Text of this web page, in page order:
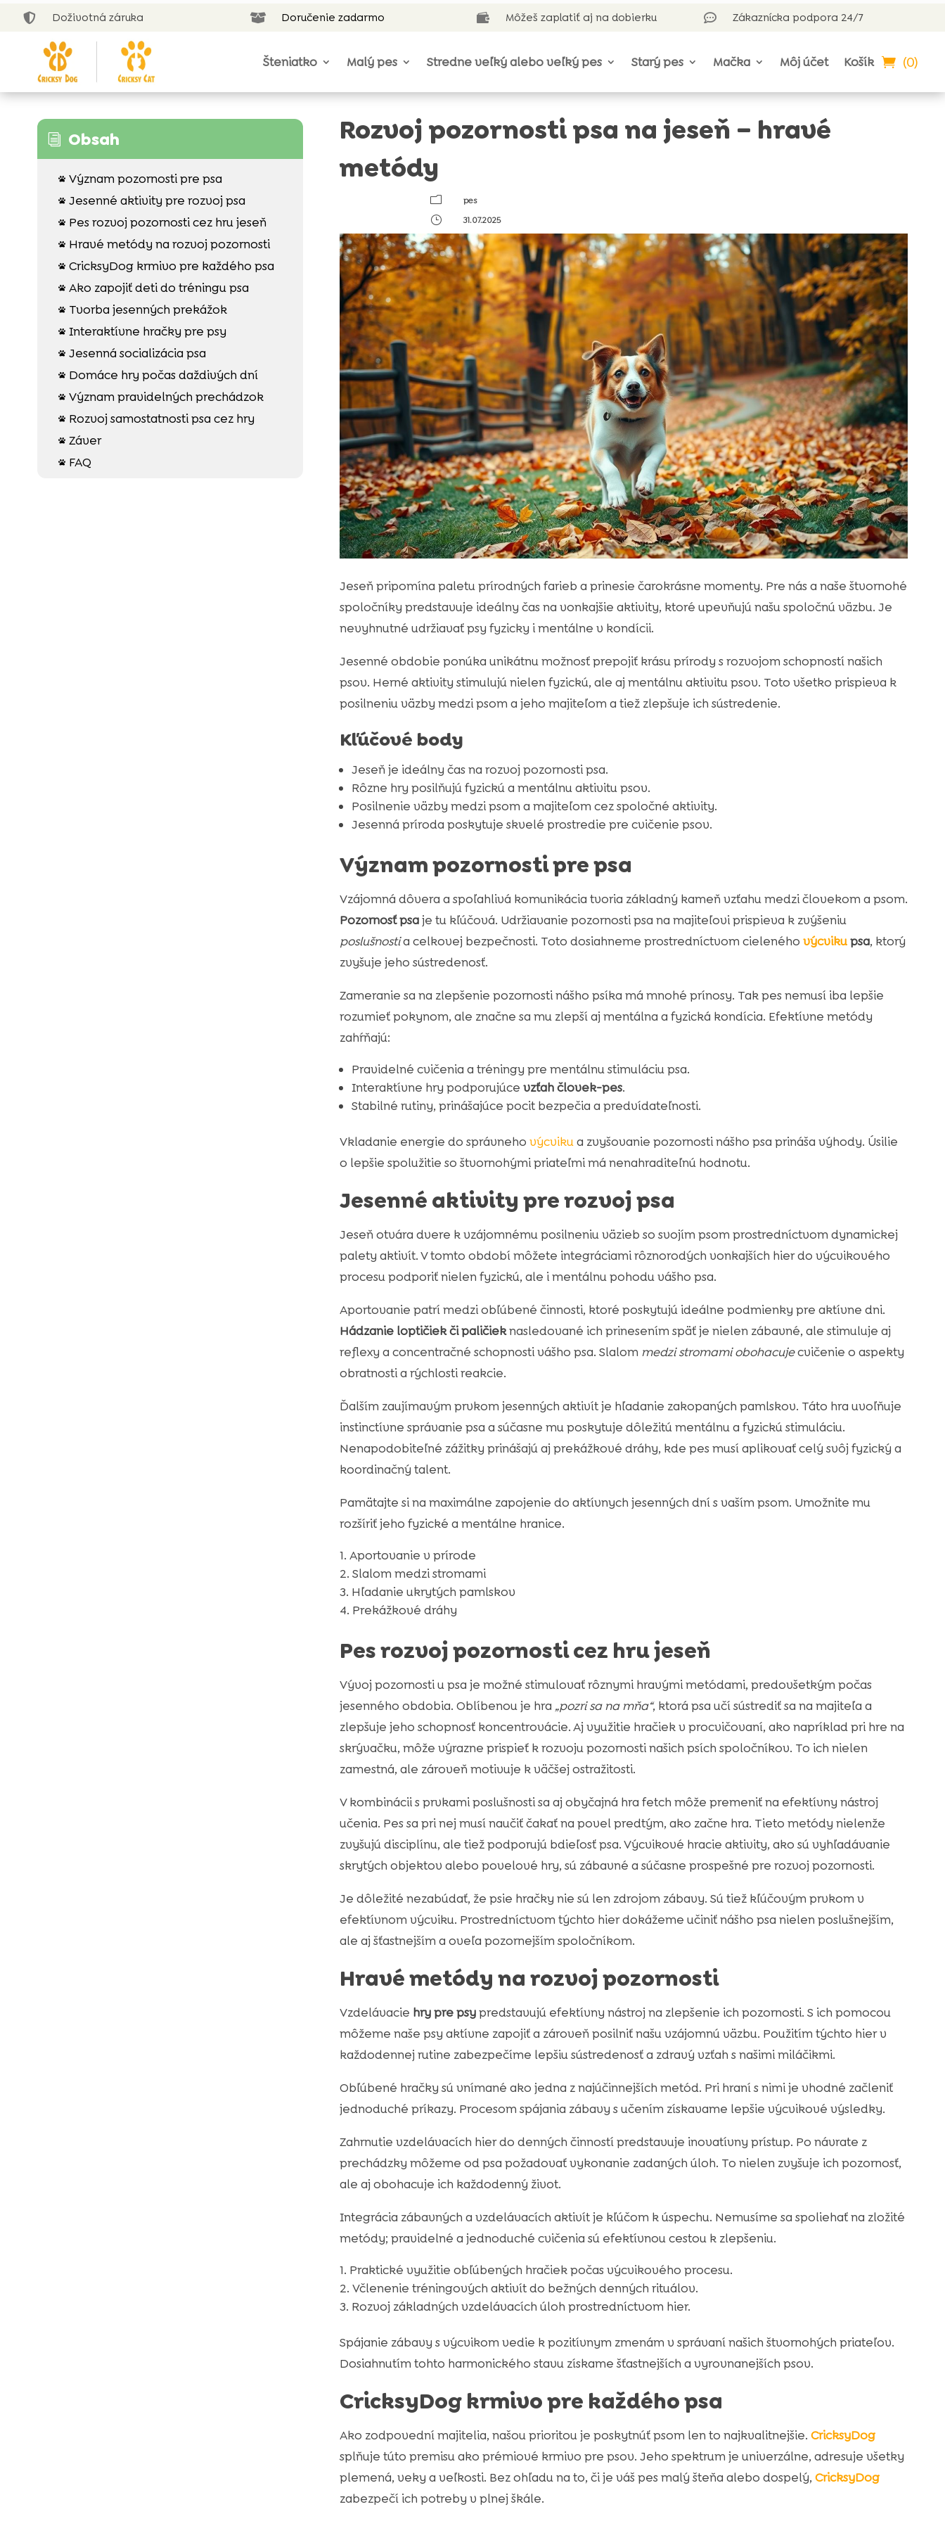
 Doživotná záruka  Doručenie zadarmo  Môžeš zaplatiť aj na dobierku  Zákaznícka podpora 24/7
Šteniatko Malý pes Stredne veľký alebo veľký pes Starý pes Mačka Môj účet Košík (0)
i Obsah
 Význam pozornosti pre psa
 Jesenné aktivity pre rozvoj psa
 Pes rozvoj pozornosti cez hru jeseň
 Hravé metódy na rozvoj pozornosti
 CricksyDog krmivo pre každého psa
 Ako zapojiť deti do tréningu psa
 Tvorba jesenných prekážok
 Interaktívne hračky pre psy
 Jesenná socializácia psa
 Domáce hry počas daždivých dní
 Význam pravidelných prechádzok
 Rozvoj samostatnosti psa cez hry
 Záver
 FAQ
Rozvoj pozornosti psa na jeseň – hravé
metódy
m
pes
}
31.07.2025
Jeseň pripomína paletu prírodných farieb a prinesie čarokrásne momenty. Pre nás a naše štvornohé
spoločníky predstavuje ideálny čas na vonkajšie aktivity, ktoré upevňujú našu spoločnú väzbu. Je
nevyhnutné udržiavať psy fyzicky i mentálne v kondícii.
Jesenné obdobie ponúka unikátnu možnosť prepojiť krásu prírody s rozvojom schopností našich
psov. Herné aktivity stimulujú nielen fyzickú, ale aj mentálnu aktivitu psov. Toto všetko prispieva k
posilneniu väzby medzi psom a jeho majiteľom a tiež zlepšuje ich sústredenie.
Kľúčové body
Jeseň je ideálny čas na rozvoj pozornosti psa.
Rôzne hry posilňujú fyzickú a mentálnu aktivitu psov.
Posilnenie väzby medzi psom a majiteľom cez spoločné aktivity.
Jesenná príroda poskytuje skvelé prostredie pre cvičenie psov.
Význam pozornosti pre psa
Vzájomná dôvera a spoľahlivá komunikácia tvoria základný kameň vzťahu medzi človekom a psom.
Pozornosť psaje tu kľúčová. Udržiavanie pozornosti psa na majiteľovi prispieva k zvýšeniu
poslušnostia celkovej bezpečnosti. Toto dosiahneme prostredníctvom cieleného výcvikupsa, ktorý
zvyšuje jeho sústredenosť.
Zameranie sa na zlepšenie pozornosti nášho psíka má mnohé prínosy. Tak pes nemusí iba lepšie
rozumieť pokynom, ale značne sa mu zlepší aj mentálna a fyzická kondícia. Efektívne metódy
zahŕňajú:
Pravidelné cvičenia a tréningy pre mentálnu stimuláciu psa.
Interaktívne hry podporujúce vzťah človek-pes.
Stabilné rutiny, prinášajúce pocit bezpečia a predvídateľnosti.
Vkladanie energie do správneho výcvikua zvyšovanie pozornosti nášho psa prináša výhody. Úsilie
o lepšie spolužitie so štvornohými priateľmi má nenahraditeľnú hodnotu.
Jesenné aktivity pre rozvoj psa
Jeseň otvára dvere k vzájomnému posilneniu väzieb so svojím psom prostredníctvom dynamickej
palety aktivít. V tomto období môžete integráciami rôznorodých vonkajších hier do výcvikového
procesu podporiť nielen fyzickú, ale i mentálnu pohodu vášho psa.
Aportovanie patrí medzi obľúbené činnosti, ktoré poskytujú ideálne podmienky pre aktívne dni.
Hádzanie loptičiek či paličieknasledované ich prinesením späť je nielen zábavné, ale stimuluje aj
reflexy a concentračné schopnosti vášho psa. Slalom medzi stromami obohacujecvičenie o aspekty
obratnosti a rýchlosti reakcie.
Ďalším zaujímavým prvkom jesenných aktivít je hľadanie zakopaných pamlskov. Táto hra uvoľňuje
instinctívne správanie psa a súčasne mu poskytuje dôležitú mentálnu a fyzickú stimuláciu.
Nenapodobiteľné zážitky prinášajú aj prekážkové dráhy, kde pes musí aplikovať celý svôj fyzický a
koordinačný talent.
Pamätajte si na maximálne zapojenie do aktívnych jesenných dní s vaším psom. Umožnite mu
rozšíriť jeho fyzické a mentálne hranice.
Aportovanie v prírode
Slalom medzi stromami
Hľadanie ukrytých pamlskov
Prekážkové dráhy
Pes rozvoj pozornosti cez hru jeseň
Vývoj pozornosti u psa je možné stimulovať rôznymi hravými metódami, predovšetkým počas
jesenného obdobia. Oblíbenou je hra „pozri sa na mňa“, ktorá psa učí sústrediť sa na majiteľa a
zlepšuje jeho schopnosť koncentrovácie. Aj využitie hračiek v procvičovaní, ako napríklad pri hre na
skrývačku, môže výrazne prispieť k rozvoju pozornosti našich psích spoločníkov. To ich nielen
zamestná, ale zároveň motivuje k väčšej ostražitosti.
V kombinácii s prvkami poslušnosti sa aj obyčajná hra fetch môže premeniť na efektívny nástroj
učenia. Pes sa pri nej musí naučiť čakať na povel predtým, ako začne hra. Tieto metódy nielenže
zvyšujú disciplínu, ale tiež podporujú bdieľosť psa. Výcvikové hracie aktivity, ako sú vyhľadávanie
skrytých objektov alebo povelové hry, sú zábavné a súčasne prospešné pre rozvoj pozornosti.
Je dôležité nezabúdať, že psie hračky nie sú len zdrojom zábavy. Sú tiež kľúčovým prvkom v
efektívnom výcviku. Prostredníctvom týchto hier dokážeme učiniť nášho psa nielen poslušnejším,
ale aj šťastnejším a oveľa pozornejším spoločníkom.
Hravé metódy na rozvoj pozornosti
Vzdelávacie hry pre psypredstavujú efektívny nástroj na zlepšenie ich pozornosti. S ich pomocou
môžeme naše psy aktívne zapojiť a zároveň posilniť našu vzájomnú väzbu. Použitím týchto hier v
každodennej rutine zabezpečíme lepšiu sústredenosť a zdravý vzťah s našimi miláčikmi.
Obľúbené hračky sú vnímané ako jedna z najúčinnejších metód. Pri hraní s nimi je vhodné začleniť
jednoduché príkazy. Procesom spájania zábavy s učením získavame lepšie výcvikové výsledky.
Zahrnutie vzdelávacích hier do denných činností predstavuje inovatívny prístup. Po návrate z
prechádzky môžeme od psa požadovať vykonanie zadaných úloh. To nielen zvyšuje ich pozornosť,
ale aj obohacuje ich každodenný život.
Integrácia zábavných a vzdelávacích aktivít je kľúčom k úspechu. Nemusíme sa spoliehať na zložité
metódy; pravidelné a jednoduché cvičenia sú efektívnou cestou k zlepšeniu.
Praktické využitie obľúbených hračiek počas výcvikového procesu.
Včlenenie tréningových aktivít do bežných denných rituálov.
Rozvoj základných vzdelávacích úloh prostredníctvom hier.
Spájanie zábavy s výcvikom vedie k pozitívnym zmenám v správaní našich štvornohých priateľov.
Dosiahnutím tohto harmonického stavu získame šťastnejších a vyrovnanejších psov.
CricksyDog krmivo pre každého psa
Ako zodpovední majitelia, našou prioritou je poskytnúť psom len to najkvalitnejšie. CricksyDog
splňuje túto premisu ako prémiové krmivo pre psov. Jeho spektrum je univerzálne, adresuje všetky
plemená, veky a veľkosti. Bez ohľadu na to, či je váš pes malý šteňa alebo dospelý, CricksyDog
zabezpečí ich potreby v plnej škále.